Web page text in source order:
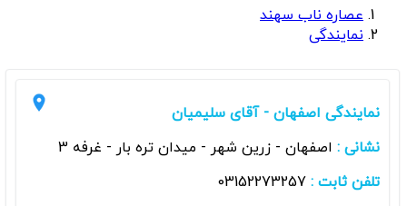
عصاره ناب سهند
نمایندگی
نمایندگی اصفهان - آقای سلیمیان
نشانی : اصفهان - زرین شهر - میدان تره بار - غرفه 3
تلفن ثابت :